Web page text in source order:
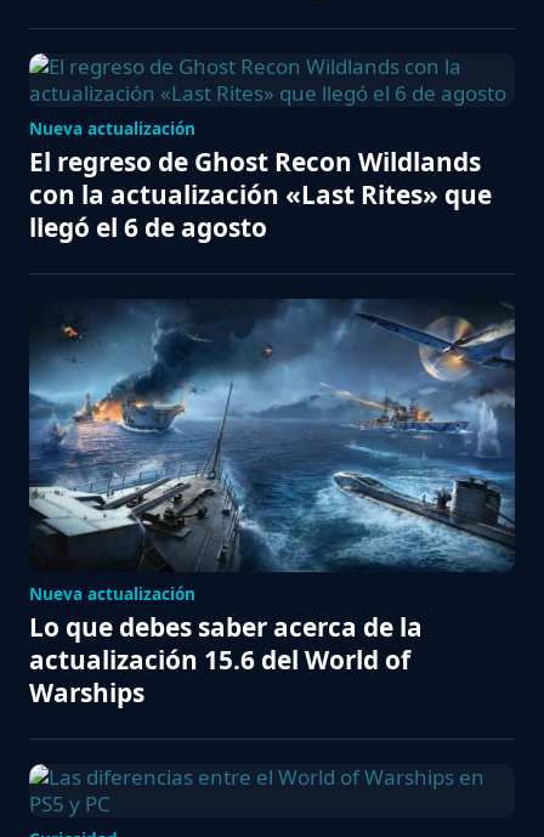
Nueva actualización
El regreso de Ghost Recon Wildlands
con la actualización «Last Rites» que
llegó el 6 de agosto
Nueva actualización
Lo que debes saber acerca de la
actualización 15.6 del World of
Warships